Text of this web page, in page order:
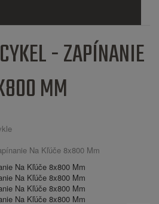
- ZAPÍNANIE
MM
Na Kľúče 8x800 Mm